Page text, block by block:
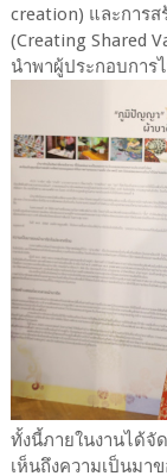
creation) และการ
(Creating Shared
นำพาผู้ประกอบการ
ทั้งนี้ภายในงานได้
เห็นถึงความเป็นมา